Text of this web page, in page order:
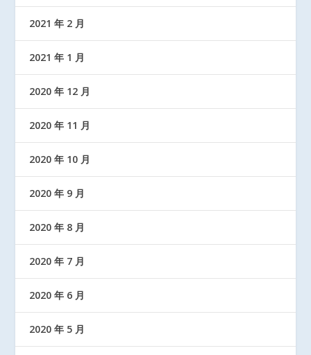
2021 年 2 月
2021 年 1 月
2020 年 12 月
2020 年 11 月
2020 年 10 月
2020 年 9 月
2020 年 8 月
2020 年 7 月
2020 年 6 月
2020 年 5 月